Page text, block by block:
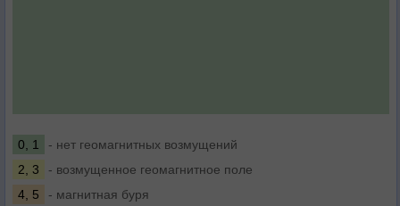
0, 1
- нет геомагнитных возмущений
2, 3
- возмущенное геомагнитное поле
4, 5
- магнитная буря